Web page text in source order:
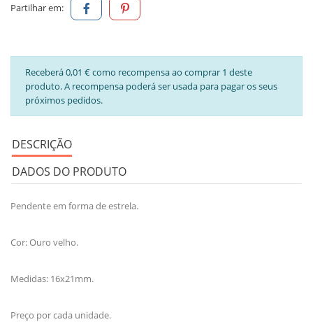
Partilhar em:
Receberá 0,01 € como recompensa ao comprar 1 deste
produto. A recompensa poderá ser usada para pagar os seus
próximos pedidos.
DESCRIÇÃO
DADOS DO PRODUTO
Pendente em forma de estrela.
Cor: Ouro velho.
Medidas: 16x21mm.
Preço por cada unidade.